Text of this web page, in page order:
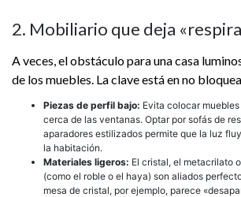
2. Mobiliario que deja
A veces, el obstáculo para una casa
de los muebles. La clave está en no
Piezas de perfil bajo: Evita colocar
cerca de las ventanas. Optar por sofás de
aparadores estilizados permite que la luz
la habitación.
Materiales ligeros: El cristal, el metacrilato
(como el roble o el haya) son aliados
mesa de cristal, por ejemplo, parece